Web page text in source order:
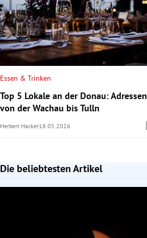
Essen & Trinken
Top 5 Lokale an der Donau: Adressen
von der Wachau bis Tulln
Herbert Hacker18.05.2026
Die beliebtesten Artikel
Slide 1 von 7